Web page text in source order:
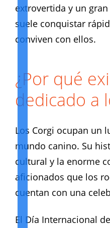
extrovertida y un
suele conquistar
conviven con ellos.
¿Por qué
dedicado a
Los Corgi ocupan un
mundo canino. Su
cultural y la enorme
aficionados que los
cuentan con una
El Día Internacional